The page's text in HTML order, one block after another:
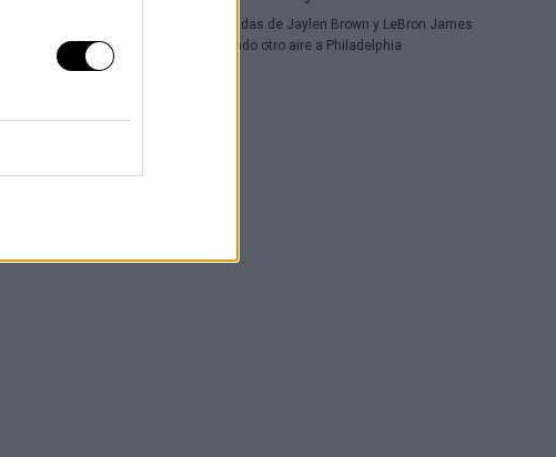
Las llegadas de Jaylen Brown y LeBron James
le han dado otro aire a Philadelphia